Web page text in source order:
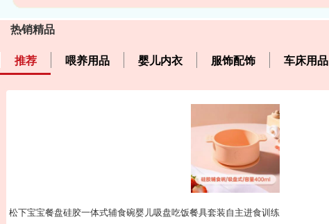
热销精品
推荐
喂养用品 婴儿内衣 服饰配饰 车床用品
松下宝宝餐盘硅胶一体式辅食碗婴儿吸盘吃饭餐具套装自主进食训练